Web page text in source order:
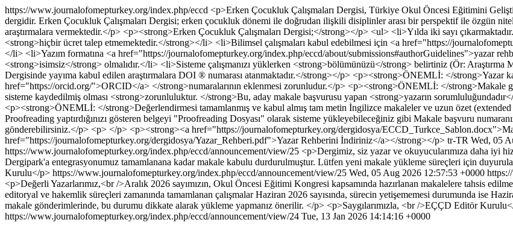
https://www.journalofomepturkey.org/index.php/eccd <p>Erken Çocukluk Çalışmaları Dergisi, Türkiye Okul Öncesi Eğitimini
dergidir. Erken Çocukluk Çalışmaları Dergisi; erken çocukluk dönemi ile doğrudan ilişkili disiplinler arası bir perspektif ile özgün
araştırmalara vermektedir.</p> <p><strong>Erken Çocukluk Çalışmaları Dergisi;</strong></p> <ul> <li>Yılda iki sayı
<strong>hiçbir ücret talep etmemektedir.</strong></li> <li>Bilimsel çalışmaları kabul edebilmesi için <a href="https://
</li> <li>Yazım formatına <a href="https://journalofomepturkey.org/index.php/eccd/about/submissions#authorGuidelines">yazar
<strong>isimsiz</strong> olmalıdır.</li> <li>Sisteme çalışmanızı yüklerken <strong>bölümünüzü</strong> belirtiniz (Ör:
Dergisinde yayıma kabul edilen araştırmalara DOI ® numarası atanmaktadır.</strong></p> <p><strong>ÖNEMLİ: </strong>Yazar
href="https://orcid.org/">ORCID</a> </strong>numaralarının eklenmesi zorunludur.</p> <p><strong>ÖNEMLİ: </strong>Makale
sisteme kaydedilmiş olması <strong>zorunluluktur. </strong>Bu, aday makale başvurusu yapan <strong>yazarın
<p><strong>ÖNEMLİ: </strong>Değerlendirmesi tamamlanmış ve kabul almış tam metin İngilizce makaleler ve uzun özet (extended
Proofreading yaptırdığınızı gösteren belgeyi "Proofreading Dosyası" olarak sisteme yükleyebileceğiniz gibi Makale başvuru
gönderebilirsiniz.</p> <p> </p> <p><strong><a href="https://journalofomepturkey.org/dergidosya/
href="https://journalofomepturkey.org/dergidosya/Yazar_Rehberi.pdf">Yazar Rehberini İndiriniz</a></strong></p> tr-TR Wed, 05
https://www.journalofomepturkey.org/index.php/eccd/announcement/view/25 <p>Dergimiz, siz yazar ve okuyucularımıza daha iyi
Dergipark'a entegrasyonumuz tamamlanana kadar makale kabulu durdurulmuştur. Lütfen yeni makale yükleme süreçleri için
Kurulu</p> https://www.journalofomepturkey.org/index.php/eccd/announcement/view/25 Wed, 05 Aug 2026 12:57:53 +0000
<p>Değerli Yazarlarımız,<br />Aralık 2026 sayımızın, Okul Öncesi Eğitimi Kongresi kapsamında hazırlanan makalelere tahsis
editoryal ve hakemlik süreçleri zamanında tamamlanan çalışmalar Haziran 2026 sayısında, sürecin yetişememesi durumunda ise
makale gönderimlerinde, bu durumu dikkate alarak yükleme yapmanız önerilir. </p> <p>Saygılarımızla, <br />EÇÇD Editör
https://www.journalofomepturkey.org/index.php/eccd/announcement/view/24 Tue, 13 Jan 2026 14:14:16 +0000